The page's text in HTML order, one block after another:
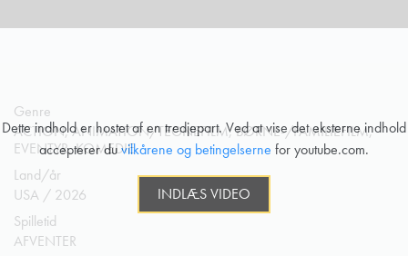
Dette indhold er hostet af en tredjepart. Ved at vise det eksterne indhold
accepterer duvilkårene og betingelserne for youtube.com.
INDLÆS VIDEO
Genre
ACTION, ANIMATION/TEGNEFILM, BØRNE-/FAMILIEFILM,
EVENTYR, KOMEDIE
Land/år
USA / 2026
Spilletid
AFVENTER